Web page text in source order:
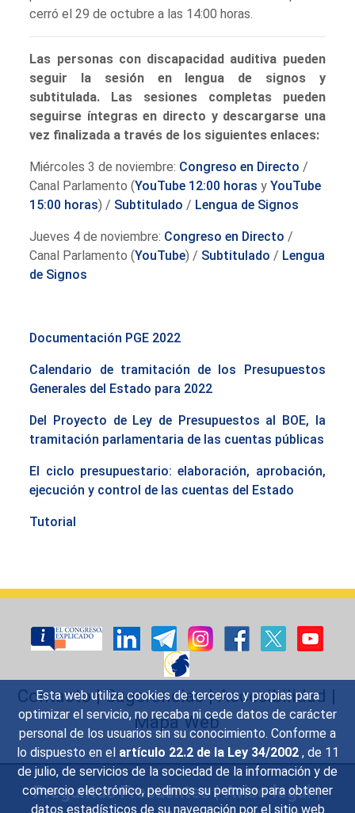
Esta web utiliza cookies de terceros y propias para
optimizar el servicio, no recaba ni cede datos de carácter
personal de los usuarios sin su conocimiento. Conforme a
lo dispuesto en el artículo 22.2 de la Ley 34/2002 , de 11
de julio, de servicios de la sociedad de la información y de
comercio electrónico, pedimos su permiso para obtener
datos estadísticos de su navegación por el sitio web
cerró el 29 de octubre a las 14:00 horas.
Las personas con discapacidad auditiva pueden
seguir la sesión en lengua de signos y
subtitulada. Las sesiones completas pueden
seguirse íntegras en directo y descargarse una
vez finalizada a través de los siguientes enlaces:
Miércoles 3 de noviembre: Congreso en Directo /
Canal Parlamento (YouTube 12:00 horas yYouTube
15:00 horas) / Subtitulado / Lengua de Signos
Jueves 4 de noviembre: Congreso en Directo /
Canal Parlamento (YouTube) / Subtitulado / Lengua
de Signos
Documentación PGE 2022
Calendario de tramitación de los Presupuestos
Generales del Estado para 2022
Del Proyecto de Ley de Presupuestos al BOE, la
tramitación parlamentaria de las cuentas públicas
El ciclo presupuestario: elaboración, aprobación,
ejecución y control de las cuentas del Estado
Tutorial
Contacto|Sugerencias|Accesibilidad |
Mapa Web
Preguntas Frecuentes|Aviso legal|